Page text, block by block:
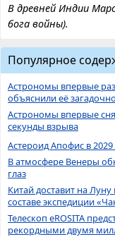
В древней Индии
бога войны).
Популярное
Астрономы впервые
объяснили её
Астрономы впервые
секунды взрыва
Астероид Апофис в
В атмосфере Венеры
глаз
Китай доставит на
составе экспедиции
Телескоп eROSITA
рекордными двумя